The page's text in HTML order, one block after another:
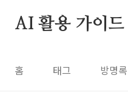
AI 활용 가이드
홈 태그 방명록